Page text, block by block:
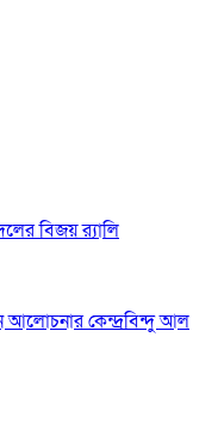
বিজয় র‍্যালি
আলোচনার কেন্দ্রবিন্দু আল